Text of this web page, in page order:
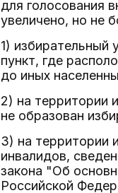
для голосования
увеличено, но не
1) избирательный
пункт, где
до иных
2) на территории
не образован
3) на территории
инвалидов,
закона "Об
Российской